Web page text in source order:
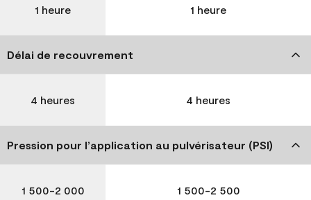
1 heure 1 heure
Délai de recouvrement
4 heures 4 heures
Pression pour l’application au pulvérisateur (PSI)
1 500-2 000 1 500-2 500